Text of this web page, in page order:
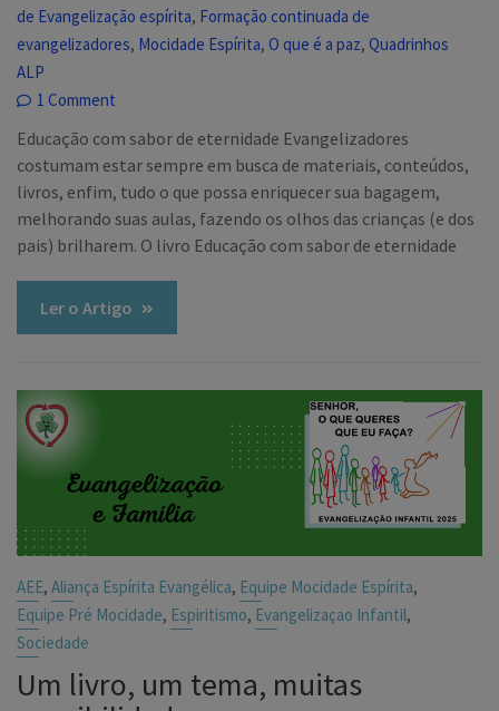
de Evangelização espírita, Formação continuada de
evangelizadores, Mocidade Espírita,O que é a paz,Quadrinhos
ALP
1 Comment
Educação com sabor de eternidade Evangelizadores
costumam estar sempre em busca de materiais, conteúdos,
livros, enfim, tudo o que possa enriquecer sua bagagem,
melhorando suas aulas, fazendo os olhos das crianças (e dos
pais) brilharem. O livro Educação com sabor de eternidade
Ler o Artigo
AEE,Aliança Espírita Evangélica, Equipe Mocidade Espírita,
Equipe Pré Mocidade, Espiritismo, Evangelizaçao Infantil,
Sociedade
Um livro, um tema, muitas